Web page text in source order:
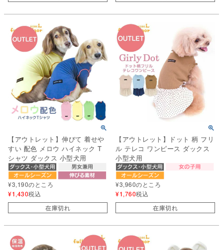
【アウトレット】伸びて 着せや
すい 配色 メロウ ハイネック T
シャツ ダックス 小型犬用
¥3,190のところ
¥1,430税込
在庫切れ
【アウトレット】ドット 柄 フリ
ル テレコ ワンピース ダックス
小型犬用
¥3,960のところ
¥1,760税込
在庫切れ